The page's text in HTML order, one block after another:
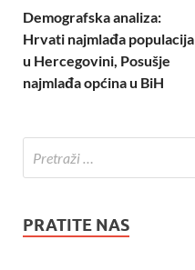
Demografska analiza:
Hrvati najmlađa populacija
u Hercegovini, Posušje
najmlađa općina u BiH
PRATITE NAS